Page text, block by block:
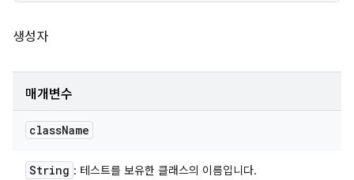
생성자
매개변수
className
String : 테스트를 보유한 클래스의 이름입니다.